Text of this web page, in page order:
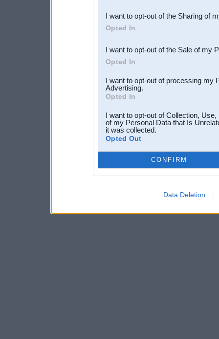
Downstream Participants
third parties.
I want to opt-out of the Sharing of
Opted In
I want to opt-out of the Sale of my
Opted In
I want to opt-out of processing my
Advertising.
Opted In
I want to opt-out of Collection,
of my Personal Data that Is
it was collected.
Opted Out
CONFIRM
Data Deletion